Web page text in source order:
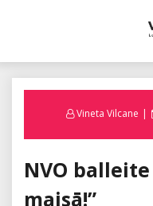
Vineta Vilcane
NVO
maisā!”